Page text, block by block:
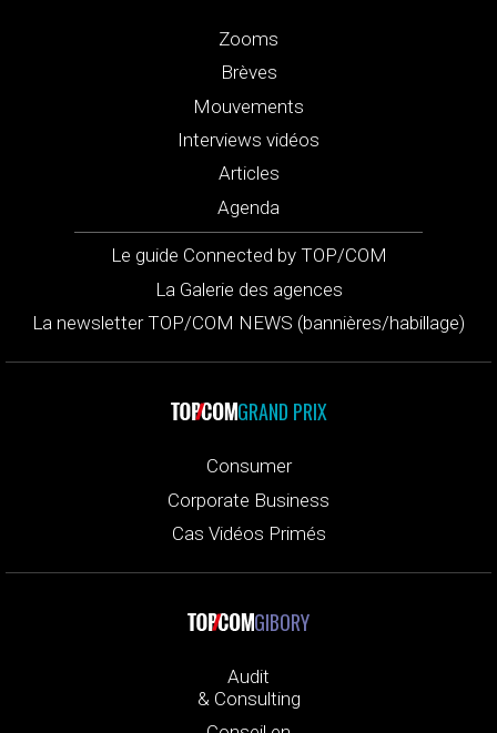
Zooms
Brèves
Mouvements
Interviews vidéos
Articles
Agenda
Le guide Connected by TOP/COM
La Galerie des agences
La newsletter TOP/COM NEWS (bannières/habillage)
GRAND PRIX
Consumer
Corporate Business
Cas Vidéos Primés
GIBORY
Audit
& Consulting